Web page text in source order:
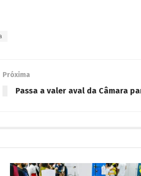
Próxima
Passa a valer aval da Câmara